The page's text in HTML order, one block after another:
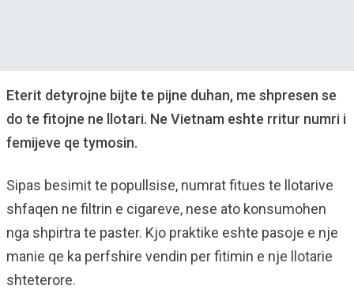
Eterit detyrojne bijte te pijne duhan, me shpresen se
do te fitojne ne llotari. Ne Vietnam eshte rritur numri i
femijeve qe tymosin.
Sipas besimit te popullsise, numrat fitues te llotarive
shfaqen ne filtrin e cigareve, nese ato konsumohen
nga shpirtra te paster. Kjo praktike eshte pasoje e nje
manie qe ka perfshire vendin per fitimin e nje llotarie
shteterore.